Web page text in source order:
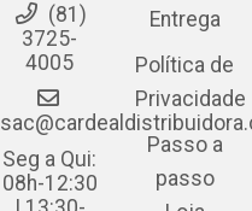
(81)
3725-
4005
Seg a Qui:
08h-12:30
Entrega
Política de
Privacidade
Passo a
passo